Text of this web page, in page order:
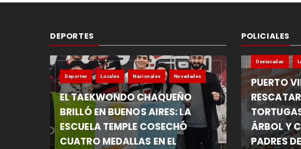
DEPORTES
Deportes Locales Nacionales Novedades
EL TAEKWONDO CHAQUEÑO
BRILLÓ EN BUENOS AIRES: LA
ESCUELA TEMPLE COSECHÓ
CUATRO MEDALLAS EN EL
POLICIALES
Destacadas
PUERTO
ÁRBOL Y
PADRES